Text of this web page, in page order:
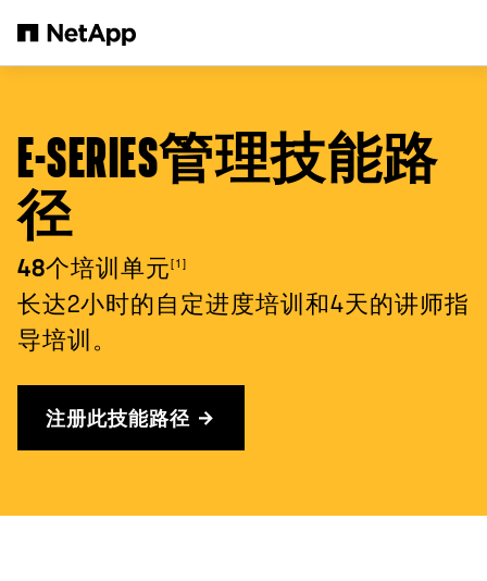
E-SERIES管理技能路
径
48个培训单元[1]
长达2小时的自定进度培训和4天的讲师指
导培训。
注册此技能路径